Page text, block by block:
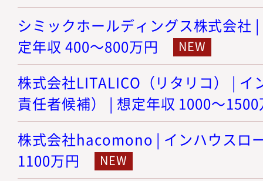
シミックホールディングス株式会社
定年収 400～800万円
株式会社LITALICO（リタリコ） | イ
責任者候補） | 想定年収 1000～
株式会社hacomono | インハウスロ
1100万円